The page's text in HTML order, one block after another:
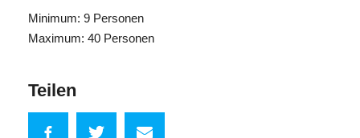
Minimum: 9 Personen
Maximum: 40 Personen
Teilen